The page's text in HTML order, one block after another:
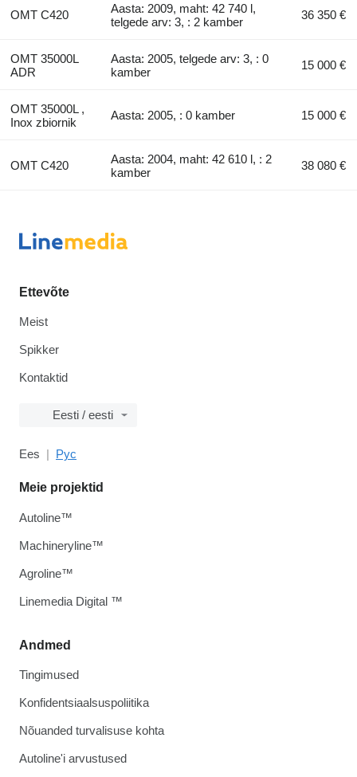
OMT C420
Aasta: 2009, maht: 42 740 l,
telgede arv: 3, : 2 kamber
36 350 €
OMT 35000L
ADR
Aasta: 2005, telgede arv: 3, : 0
kamber
15 000 €
OMT 35000L ,
Inox zbiornik
Aasta: 2005, : 0 kamber 15 000 €
OMT C420
Aasta: 2004, maht: 42 610 l, : 2
kamber
38 080 €
Ettevõte
Meist
Spikker
Kontaktid
Eesti / eesti
Ees Рус
Andmed
Tingimused
Konfidentsiaalsuspoliitika
Nõuanded turvalisuse kohta
Autoline'i arvustused
Meie projektid
Autoline™
Machineryline™
Agroline™
Linemedia Digital ™